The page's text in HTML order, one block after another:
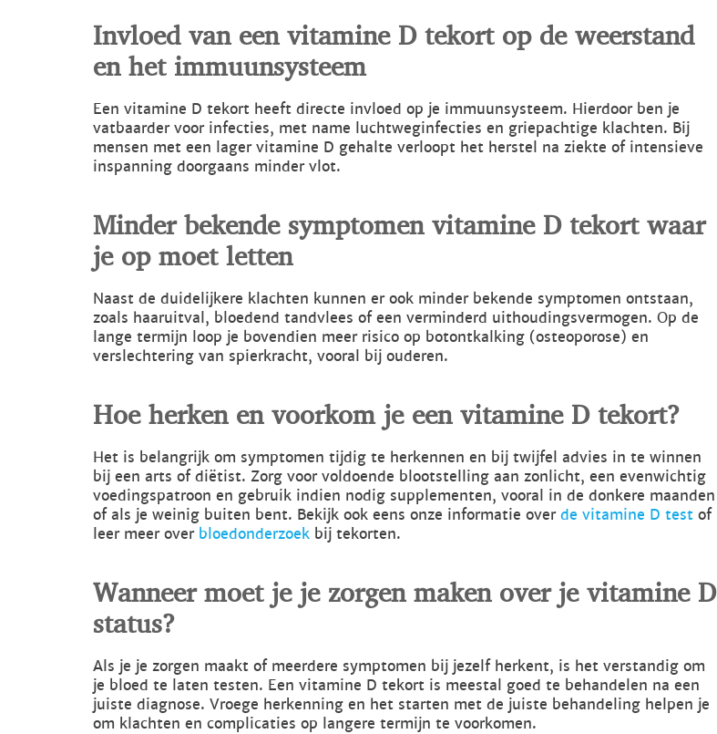
Invloed van een vitamine D tekort op de weerstand
en het immuunsysteem
Een vitamine D tekort heeft directe invloed op je immuunsysteem. Hierdoor ben je
vatbaarder voor infecties, met name luchtweginfecties en griepachtige klachten. Bij
mensen met een lager vitamine D gehalte verloopt het herstel na ziekte of intensieve
inspanning doorgaans minder vlot.
Minder bekende symptomen vitamine D tekort waar
je op moet letten
Naast de duidelijkere klachten kunnen er ook minder bekende symptomen ontstaan,
zoals haaruitval, bloedend tandvlees of een verminderd uithoudingsvermogen. Op de
lange termijn loop je bovendien meer risico op botontkalking (osteoporose) en
verslechtering van spierkracht, vooral bij ouderen.
Hoe herken en voorkom je een vitamine D tekort?
Het is belangrijk om symptomen tijdig te herkennen en bij twijfel advies in te winnen
bij een arts of diëtist. Zorg voor voldoende blootstelling aan zonlicht, een evenwichtig
voedingspatroon en gebruik indien nodig supplementen, vooral in de donkere maanden
of als je weinig buiten bent. Bekijk ook eens onze informatie overde vitamine D test of
leer meer over bloedonderzoek bij tekorten.
Wanneer moet je je zorgen maken over je vitamine D
status?
Als je je zorgen maakt of meerdere symptomen bij jezelf herkent, is het verstandig om
je bloed te laten testen. Een vitamine D tekort is meestal goed te behandelen na een
juiste diagnose. Vroege herkenning en het starten met de juiste behandeling helpen je
om klachten en complicaties op langere termijn te voorkomen.